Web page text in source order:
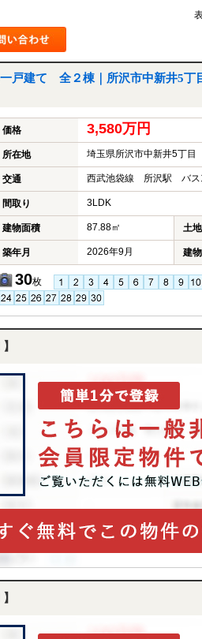
戸建て 全２棟｜所沢市中新井5丁
価格 3,580万円
所在地 埼玉県所沢市中新井5丁目
交通 西武池袋線 所沢駅 バス
間取り 3LDK
建物面積 87.88㎡ 土
築年月 2026年9月 建
30枚